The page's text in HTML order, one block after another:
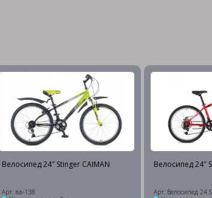
Велосипед 24″ Stinger CAIMAN
Арт: вв-138
Велосипед 24″
Арт: Велосипед 24